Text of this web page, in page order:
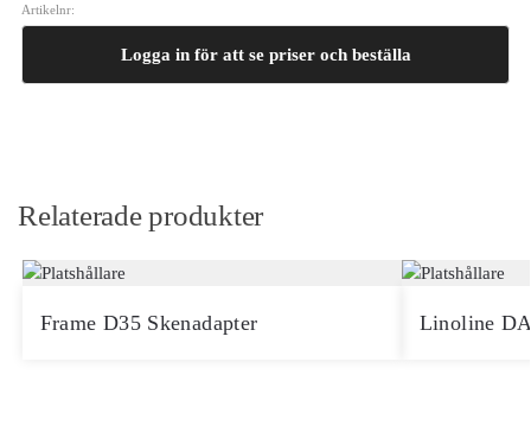
Artikelnr:
Logga in för att se priser och beställa
Relaterade produkter
Frame D35 Skenadapter Linoline